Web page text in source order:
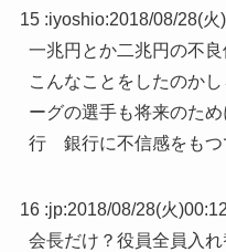
15 :iyoshio:2018/08/28(火
一兆円とか二兆円の不
こんなことをしたのか
ーグの選手も将来のた
行 銀行に不信感をもつ
16 :jp:2018/08/28(火
会長だけ？役員全員入れ